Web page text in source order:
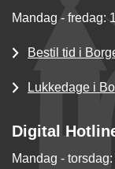
Mandag - fredag:
Bestil tid i
Lukkedage i
Digital
Mandag -